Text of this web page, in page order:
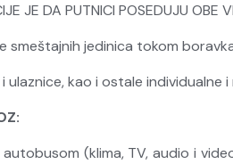
JE DA PUTNICI POSEDUJU OBE
smeštajnih jedinica tokom
ulaznice, kao i ostale individualne
(klima, TV, audio i